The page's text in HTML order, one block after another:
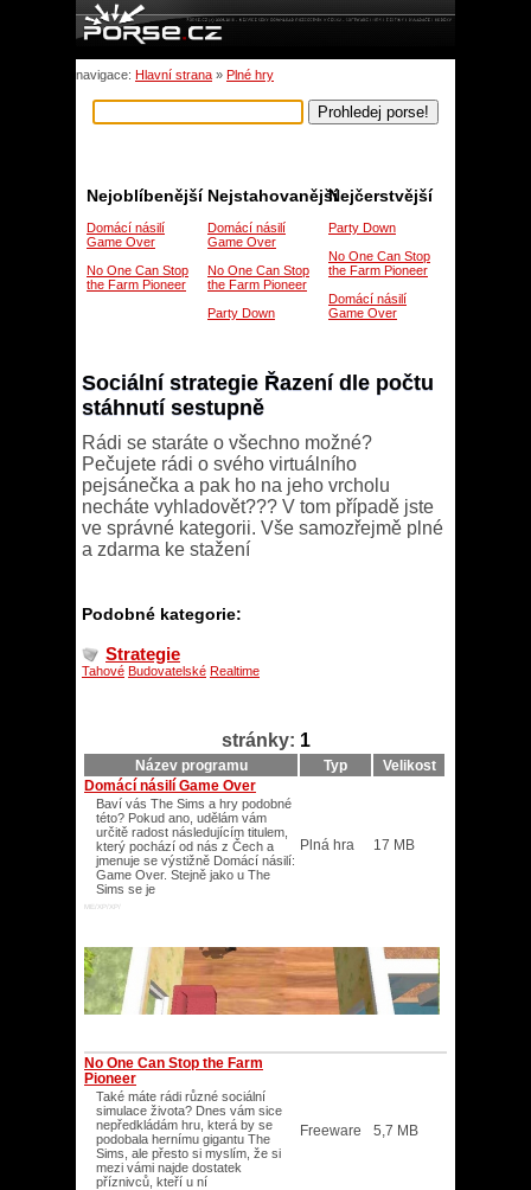
navigace: Hlavní strana » Plné hry
Nejčerstvější
Party Down
No One Can Stop
the Farm Pioneer
Domácí násilí
Game Over
Nejstahovanější
Domácí násilí
Game Over
No One Can Stop
the Farm Pioneer
Party Down
Nejoblíbenější
Domácí násilí
Game Over
No One Can Stop
the Farm Pioneer
Sociální strategie Řazení dle počtu
stáhnutí sestupně
Rádi se staráte o všechno možné?
Pečujete rádi o svého virtuálního
pejsánečka a pak ho na jeho vrcholu
necháte vyhladovět??? V tom případě jste
ve správné kategorii. Vše samozřejmě plné
a zdarma ke stažení
Podobné kategorie:
Strategie
Tahové Budovatelské Realtime
stránky: 1
Název programu Typ
Velikost
Domácí násilí Game Over
Baví vás The Sims a hry podobné
této? Pokud ano, udělám vám
určitě radost následujícím titulem,
který pochází od nás z Čech a
jmenuje se výstižně Domácí násilí:
Game Over. Stejně jako u The
Sims se je
ME/XP/XP/
Plná hra 17 MB
No One Can Stop the Farm
Pioneer
Také máte rádi různé sociální
simulace života? Dnes vám sice
nepředkládám hru, která by se
podobala hernímu gigantu The
Sims, ale přesto si myslím, že si
mezi vámi najde dostatek
příznivců, kteří u ní
Freeware 5,7 MB